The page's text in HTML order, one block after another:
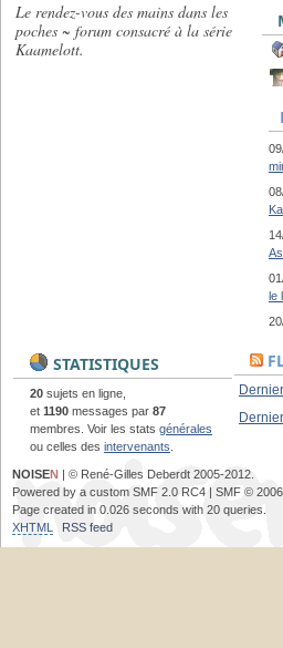
Le rendez-vous des mains dans les
poches ~ forum consacré à la série
Kaamelott.
le
STATISTIQUES
20 sujets en ligne,
et 1190 messages par 87
membres. Voir les stats générales
ou celles des intervenants
NOISEN | © René-Gilles Deberdt 2005-2012.
Powered by a custom SMF 2.0 RC4 | SMF ©
Page created in 0.026 seconds with 20 queries.
XHTML
RSS feed